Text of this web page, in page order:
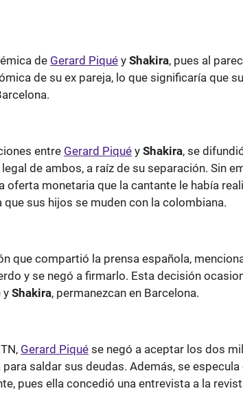
de Gerard Piqué y Shakira, pues al
de su ex pareja, lo que significaría que
entre Gerard Piqué y Shakira, se
de ambos, a raíz de su separación. Sin
oferta monetaria que la cantante le había
sus hijos se muden con la colombiana.
que compartió la prensa española,
y se negó a firmarlo. Esta decisión
yShakira, permanezcan en Barcelona.
Gerard Piqué se negó a aceptar los dos
saldar sus deudas. Además, se especula
pues ella concedió una entrevista a la